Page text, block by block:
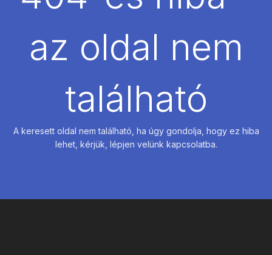
az oldal nem
található
A keresett oldal nem található, ha úgy gondolja, hogy ez hiba
lehet, kérjük, lépjen velünk kapcsolatba.